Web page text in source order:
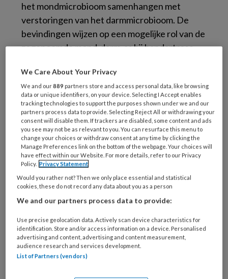
het mondmicrobioom samenhangen met
verstoringen van het darmmicrobioom. De
bevindingen wijzen op een mogelijke rol van de
zogenoemde mond-darm-as bij handartrose.
ALGEMENE TANDHEELKUNDE
5 AUGUSTUS 2026
Gebitscontrole in het
klaslokaal
TP-redacteur Jacques Koch leest oude
tandartsfoto’s met een scannende blik: er is
altijd meer te zien dan je denkt. In de
We Care About Your Privacy
We and our889 partners store and access personal data, like browsing
data or unique identifiers, on your device. Selecting I Accept enables
tracking technologies to support the purposes shown under we and our
partners process data to provide. Selecting Reject All or withdrawing your
consent will disable them. If trackers are disabled, some content and ads
you see may not be as relevant to you. You can resurface this menu to
change your choices or withdraw consent at any time by clicking the
Manage Preferences link on the bottom of the webpage. Your choices will
have effect within our Website. For more details, refer to our Privacy
Policy. Privacy Statement
Would you rather not? Then we only place essential and statistical
cookies, these do not record any data about you as a person
We and our partners process data to provide:
Use precise geolocation data. Actively scan device characteristics for
identification. Store and/or access information on a device. Personalised
advertising and content, advertising and content measurement,
audience research and services development.
List of Partners (vendors)